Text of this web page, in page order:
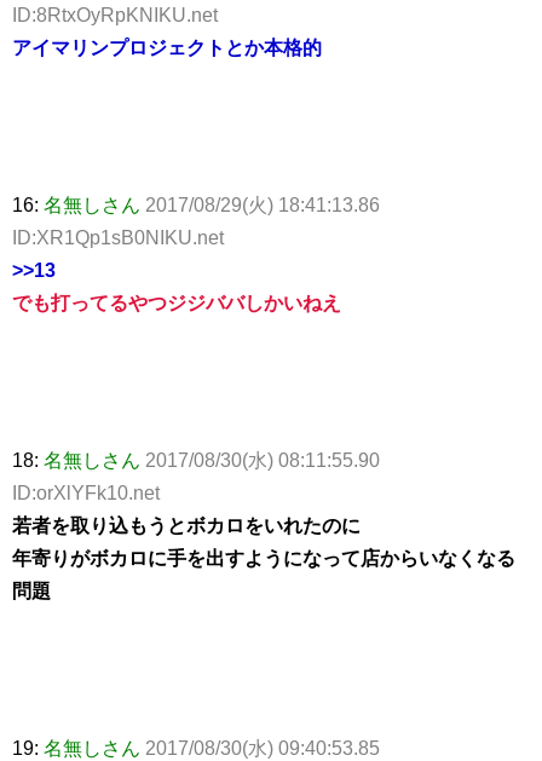
ID:8RtxOyRpKNIKU.net
アイマリンプロジェクトとか本格的
16: 名無しさん 2017/08/29(火) 18:41:13.86
ID:XR1Qp1sB0NIKU.net
>>13
でも打ってるやつジジババしかいねえ
18: 名無しさん 2017/08/30(水) 08:11:55.90
ID:orXlYFk10.net
若者を取り込もうとボカロをいれたのに
年寄りがボカロに手を出すようになって店からいなくなる
問題
19: 名無しさん 2017/08/30(水) 09:40:53.85